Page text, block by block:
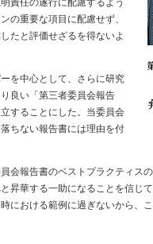
責任の遂行に配慮するよう
の重要な項目に配慮せず、
たと評価せざるを得ないよ
を中心として、さらに研究
良い「第三者委員会報告
することにした。当委員会
ちない報告書には理由を付
会報告書のベストプラクティス
昇華する一助になることを信じ
における範例に過ぎないから、